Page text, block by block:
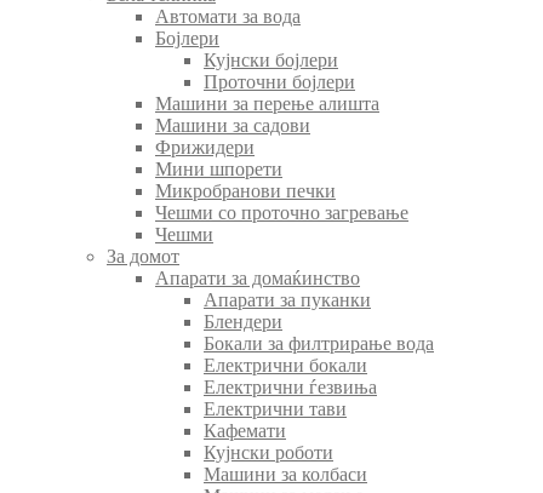
Автомати за вода
Бојлери
Кујнски бојлери
Проточни бојлери
Машини за перење алишта
Машини за садови
Фрижидери
Мини шпорети
Микробранови печки
Чешми со проточно загревање
Чешми
За домот
Апарати за домаќинство
Апарати за пуканки
Блендери
Бокали за филтрирање вода
Електрични бокали
Електрични ѓезвиња
Електрични тави
Кафемати
Кујнски роботи
Машини за колбаси